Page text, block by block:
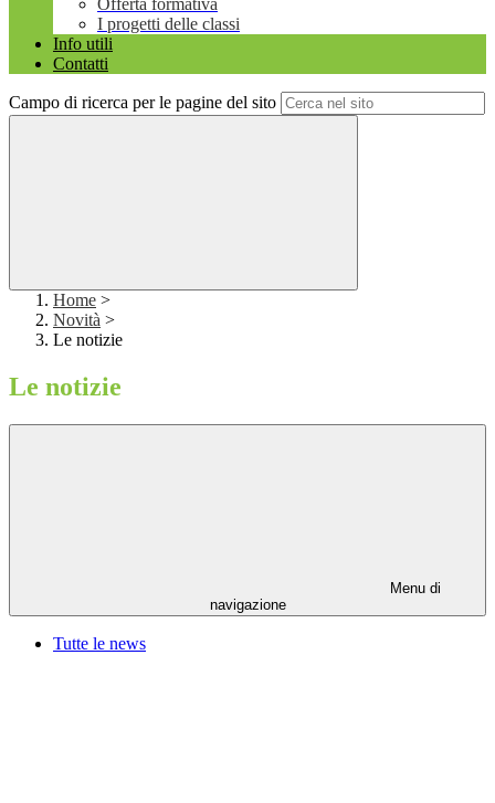
Offerta formativa
I progetti delle classi
Info utili
Contatti
Campo di ricerca per le pagine del sito
Home >
Novità >
Le notizie
Le notizie
Menu di
navigazione
Tutte le news